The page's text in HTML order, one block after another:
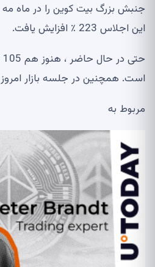
این اجلاس 223 ٪ افزایش یافت.
است. همچنین در جلسه بازار امروز 1.5 ٪ بیشتر است.
مربوط به